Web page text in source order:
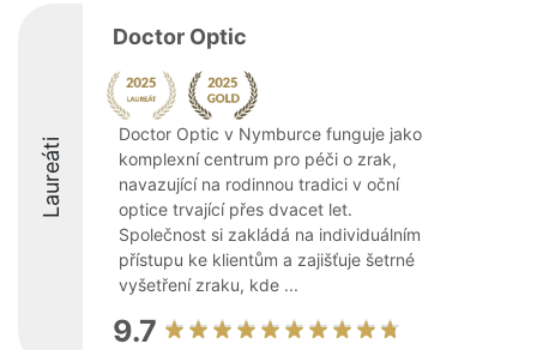
Laureáti
Doctor Optic
Doctor Optic v Nymburce funguje jako
komplexní centrum pro péči o zrak,
navazující na rodinnou tradici v oční
optice trvající přes dvacet let.
Společnost si zakládá na individuálním
přístupu ke klientům a zajišťuje šetrné
vyšetření zraku, kde ...
9.7